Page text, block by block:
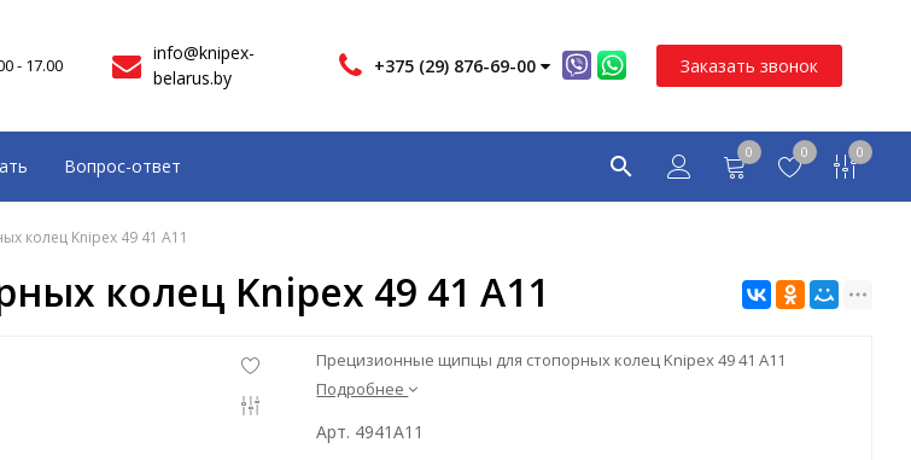
- 17.00
info@knipex-
belarus.by
+375 (29) 876-69-00 Заказать звонок
Вопрос-ответ
0 0 0
колец Knipex 49 41 A11
колец Knipex 49 41 A11
Прецизионные щипцы для стопорных колец Knipex 49 41 A11
Подробнее
Арт. 4941A11